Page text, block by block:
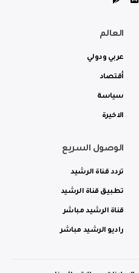
العالم
عربي ودولي
أقتصاد
سياسة
الاخيرة
الوصول السريع
تردد قناة الرشيد
تطبيق قناة الرشيد
قناة الرشيد مباشر
راديو الرشيد مباشر